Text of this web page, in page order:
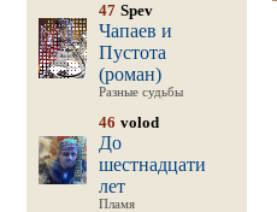
47 Spev
Чапаев и
Пустота
(роман)
Разные судьбы
46 volod
До
шестнадцати
лет
Пламя